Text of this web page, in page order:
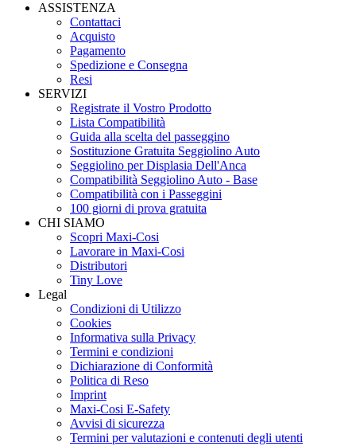
ASSISTENZA
Contattaci
Acquisto
Pagamento
Spedizione e Consegna
Resi
SERVIZI
Registrate il Vostro Prodotto
Lista Compatibilità
Guida alla scelta del passeggino
Sostituzione Gratuita Seggiolino Auto
Seggiolino per Displasia Dell'Anca
Compatibilità Seggiolino Auto - Base
Compatibilità con i Passeggini
100 giorni di prova gratuita
CHI SIAMO
Scopri Maxi-Cosi
Lavorare in Maxi-Cosi
Distributori
Tiny Love
Legal
Condizioni di Utilizzo
Cookies
Informativa sulla Privacy
Termini e condizioni
Dichiarazione di Conformità
Politica di Reso
Imprint
Maxi-Cosi E-Safety
Avvisi di sicurezza
Termini per valutazioni e contenuti degli utenti